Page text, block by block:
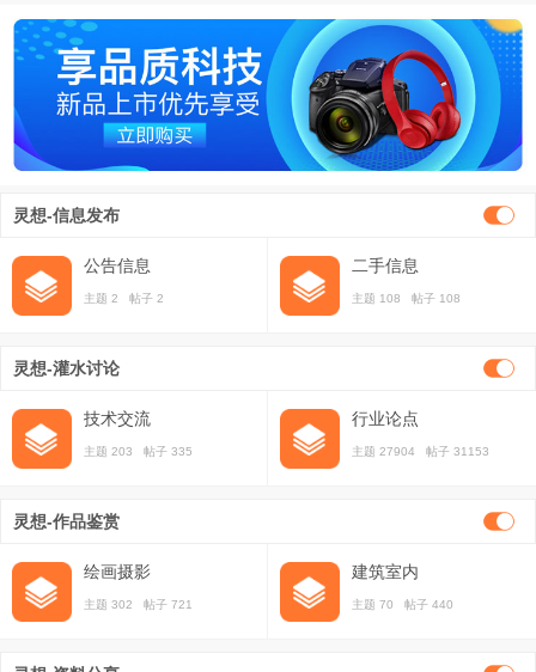
灵想-信息发布
公告信息
主题 2 帖子 2
二手信息
主题 108 帖子 108
灵想-灌水讨论
技术交流
主题 203 帖子 335
行业论点
主题 27904 帖子 31153
灵想-作品鉴赏
绘画摄影
主题 302 帖子 721
建筑室内
主题 70 帖子 440